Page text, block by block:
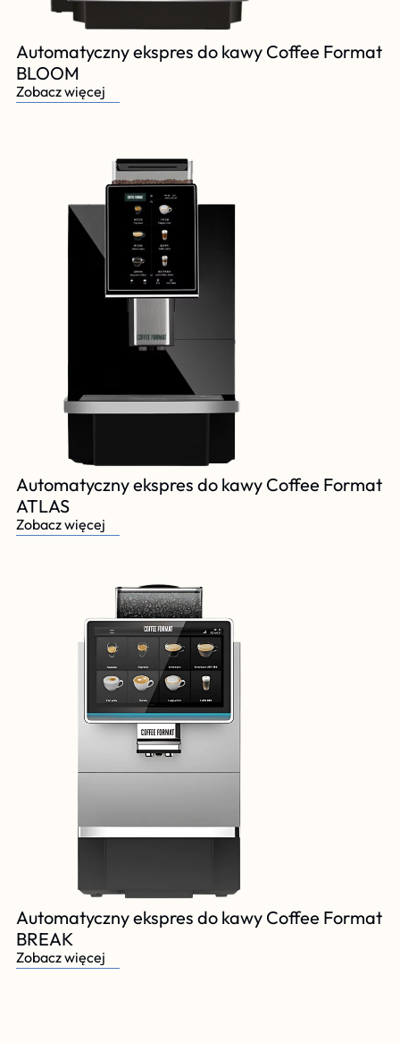
Automatyczny ekspres do kawy Coffee Format
BLOOM
Zobacz więcej
Automatyczny ekspres do kawy Coffee Format
ATLAS
Zobacz więcej
Automatyczny ekspres do kawy Coffee Format
BREAK
Zobacz więcej